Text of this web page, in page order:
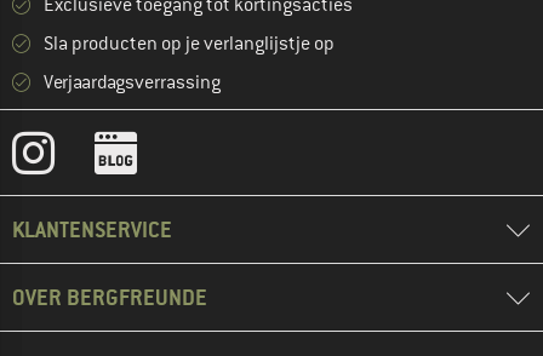
Exclusieve toegang tot kortingsacties
Sla producten op je verlanglijstje op
Verjaardagsverrassing
KLANTENSERVICE
OVER BERGFREUNDE